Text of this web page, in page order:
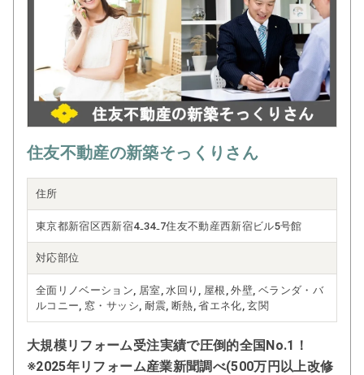
住友不動産の新築そっくりさん
住所
東京都新宿区西新宿4₋34₋7住友不動産西新宿ビル5号館
対応部位
全面リノベーション, 居室, 水回り, 屋根, 外壁, ベランダ・バ
ルコニー, 窓・サッシ, 耐震, 断熱, 省エネ化, 玄関
大規模リフォーム受注実績で圧倒的全国No.1！
※2025年リフォーム産業新聞調べ(500万円以上改修